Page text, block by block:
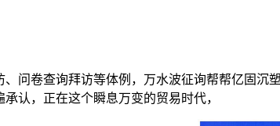
、问卷查询拜访等体例，万水波征询帮帮亿固沉
认，正在这个瞬息万变的贸易时代，